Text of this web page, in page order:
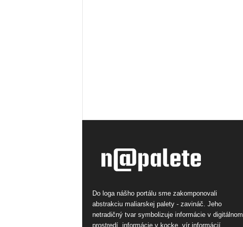
Do loga nášho portálu sme zakomponovali
abstrakciu maliarskej palety - zavináč. Jeho
netradičný tvar symbolizuje informácie v digitálnom
prostredí, informácie v kocke, vír informácií.